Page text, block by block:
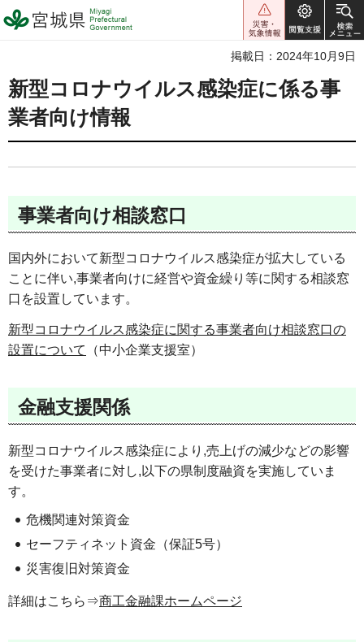
宮城県 Miyagi Prefectural
Government
掲載日：2024年10月9日
新型コロナウイルス感染症に係る事
業者向け情報
事業者向け相談窓口
国内外において新型コロナウイルス感染症が拡大している
ことに伴い,事業者向けに経営や資金繰り等に関する相談窓
口を設置しています。
新型コロナウイルス感染症に関する事業者向け相談窓口の
設置について
（中小企業支援室）
金融支援関係
新型コロナウイルス感染症により,売上げの減少などの影響
を受けた事業者に対し,以下の県制度融資を実施していま
す。
危機関連対策資金
セーフティネット資金（保証5号）
災害復旧対策資金
詳細はこちら⇒商工金融課ホームページ